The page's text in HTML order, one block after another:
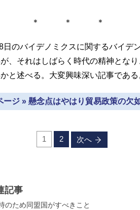
＊ ＊ ＊
のバイデノミクスに関するバイデ
、それはしばらく時代の精神とな
と述べる。大変興味深い記事である
ージ » 懸念点はやはり貿易政策の欠
1 2 次へ
記事
のため同盟国がすべきこと